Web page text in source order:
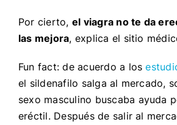
Por cierto, el viagra no te da
las mejora, explica el sitio
Fun fact: de acuerdo a los
el sildenafilo salga al mercado,
sexo masculino buscaba ayuda
eréctil. Después de salir al